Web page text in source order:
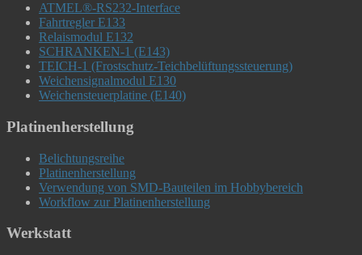
ATMEL®-RS232-Interface
Fahrtregler E133
Relaismodul E132
SCHRANKEN-1 (E143)
TEICH-1 (Frostschutz-Teichbelüftungssteuerung)
Weichensignalmodul E130
Weichensteuerplatine (E140)
Platinenherstellung
Belichtungsreihe
Platinenherstellung
Verwendung von SMD-Bauteilen im Hobbybereich
Workflow zur Platinenherstellung
Werkstatt